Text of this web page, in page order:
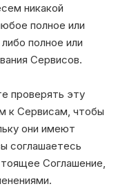
никакой
полное или
полное или
Сервисов.
проверять эту
к Сервисам, чтобы
они имеют
соглашаетесь
Соглашение,